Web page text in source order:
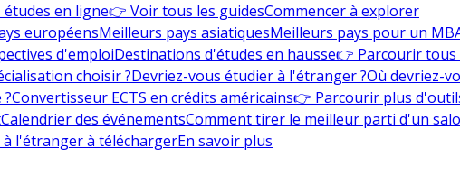
études en ligne👉 Voir tous les guidesCommencer à explorer
européensMeilleurs pays asiatiquesMeilleurs pays pour un
d'emploiDestinations d'études en hausse👉 Parcourir
choisir ?Devriez-vous étudier à l'étranger ?Où devriez-
Convertisseur ECTS en crédits américains👉 Parcourir plus
Calendrier des événementsComment tirer le meilleur parti d'un
à l'étranger à téléchargerEn savoir plus